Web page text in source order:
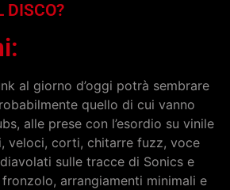
DISCO?
al giorno d’oggi potrà sembrare
quello di cui vanno
alle prese con l’esordio su vinile
veloci, corti, chitarre fuzz, voce
sulle tracce di Sonics e
fronzolo, arrangiamenti minimali e